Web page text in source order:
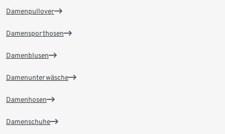
Damenpullover
Damensporthosen
Damenblusen
Damenunterwäsche
Damenhosen
Damenschuhe